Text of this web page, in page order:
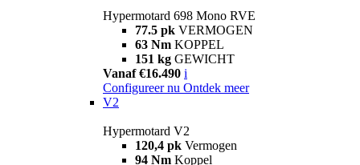
Hypermotard 698 Mono RVE
77.5 pk VERMOGEN
63 Nm KOPPEL
151 kg GEWICHT
Vanaf €16.490 i
Configureer nu Ontdek meer
V2
Hypermotard V2
120,4 pk Vermogen
94 Nm Koppel